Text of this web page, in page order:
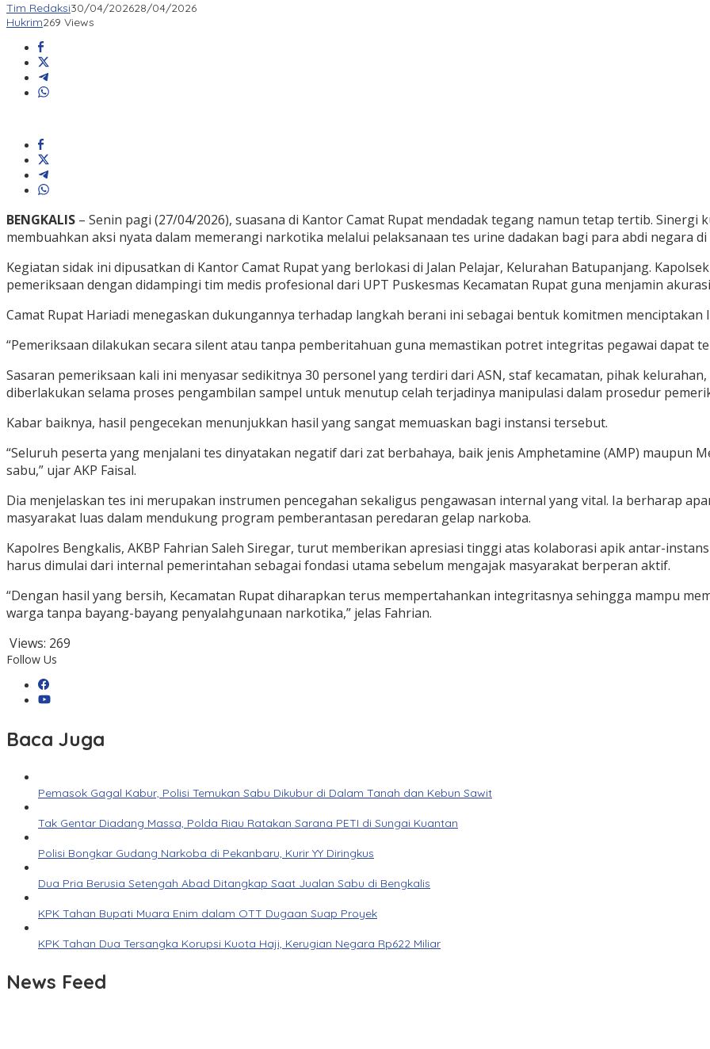
Tim Redaksi30/04/202628/04/2026
Hukrim269 Views
BENGKALIS – Senin pagi (27/04/2026), suasana di Kantor Camat Rupat mendadak tegang namun tetap tertib. Sinergi
membuahkan aksi nyata dalam memerangi narkotika melalui pelaksanaan tes urine dadakan bagi para abdi negara
Kegiatan sidak ini dipusatkan di Kantor Camat Rupat yang berlokasi di Jalan Pelajar, Kelurahan Batupanjang.
pemeriksaan dengan didampingi tim medis profesional dari UPT Puskesmas Kecamatan Rupat guna menjamin
Camat Rupat Hariadi menegaskan dukungannya terhadap langkah berani ini sebagai bentuk komitmen
“Pemeriksaan dilakukan secara silent atau tanpa pemberitahuan guna memastikan potret integritas pegawai dapat
Sasaran pemeriksaan kali ini menyasar sedikitnya 30 personel yang terdiri dari ASN, staf kecamatan, pihak
diberlakukan selama proses pengambilan sampel untuk menutup celah terjadinya manipulasi dalam prosedur
Kabar baiknya, hasil pengecekan menunjukkan hasil yang sangat memuaskan bagi instansi tersebut.
“Seluruh peserta yang menjalani tes dinyatakan negatif dari zat berbahaya, baik jenis Amphetamine (AMP) maupun
sabu,” ujar AKP Faisal.
Dia menjelaskan tes ini merupakan instrumen pencegahan sekaligus pengawasan internal yang vital. Ia berharap
masyarakat luas dalam mendukung program pemberantasan peredaran gelap narkoba.
Kapolres Bengkalis, AKBP Fahrian Saleh Siregar, turut memberikan apresiasi tinggi atas kolaborasi apik antar-
harus dimulai dari internal pemerintahan sebagai fondasi utama sebelum mengajak masyarakat berperan aktif.
“Dengan hasil yang bersih, Kecamatan Rupat diharapkan terus mempertahankan integritasnya sehingga mampu
warga tanpa bayang-bayang penyalahgunaan narkotika,” jelas Fahrian.
Views: 269
Follow Us
Baca Juga
Pemasok Gagal Kabur, Polisi Temukan Sabu Dikubur di Dalam Tanah dan Kebun Sawit
Tak Gentar Diadang Massa, Polda Riau Ratakan Sarana PETI di Sungai Kuantan
Polisi Bongkar Gudang Narkoba di Pekanbaru, Kurir YY Diringkus
Dua Pria Berusia Setengah Abad Ditangkap Saat Jualan Sabu di Bengkalis
KPK Tahan Bupati Muara Enim dalam OTT Dugaan Suap Proyek
KPK Tahan Dua Tersangka Korupsi Kuota Haji, Kerugian Negara Rp622 Miliar
News Feed